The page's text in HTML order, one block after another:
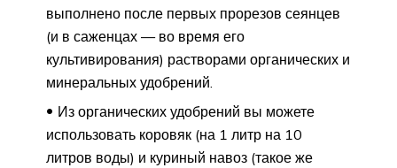
выполнено после первых прорезов сеянцев
(и в саженцах — во время его
культивирования) растворами органических и
минеральных удобрений.
Из органических удобрений вы можете
использовать коровяк (на 1 литр на 10
литров воды) и куриный навоз (такое же